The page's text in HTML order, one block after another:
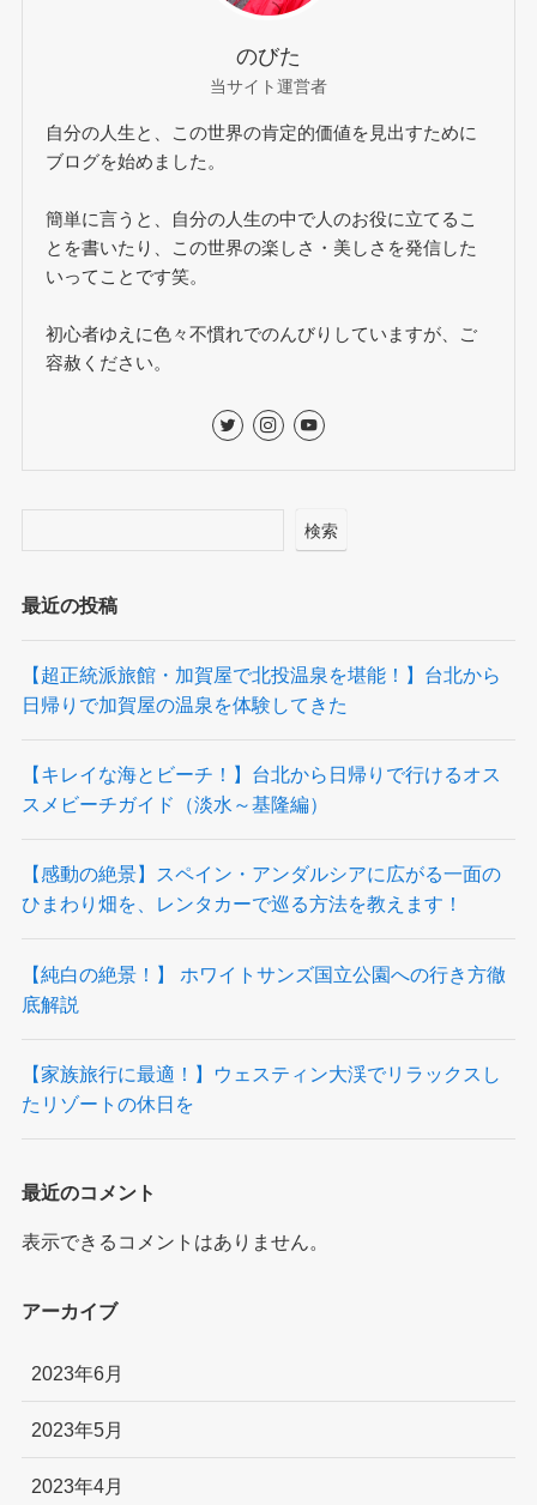
のびた
当サイト運営者
自分の人生と、この世界の肯定的価値を見出すために
ブログを始めました。
簡単に言うと、自分の人生の中で人のお役に立てるこ
とを書いたり、この世界の楽しさ・美しさを発信した
いってことです笑。
初心者ゆえに色々不慣れでのんびりしていますが、ご
容赦ください。
検索
最近の投稿
【超正統派旅館・加賀屋で北投温泉を堪能！】台北から
日帰りで加賀屋の温泉を体験してきた
【キレイな海とビーチ！】台北から日帰りで行けるオス
スメビーチガイド（淡水～基隆編）
【感動の絶景】スペイン・アンダルシアに広がる一面の
ひまわり畑を、レンタカーで巡る方法を教えます！
【純白の絶景！】 ホワイトサンズ国立公園への行き方徹
底解説
【家族旅行に最適！】ウェスティン大渓でリラックスし
たリゾートの休日を
最近のコメント
表示できるコメントはありません。
アーカイブ
2023年6月
2023年5月
2023年4月